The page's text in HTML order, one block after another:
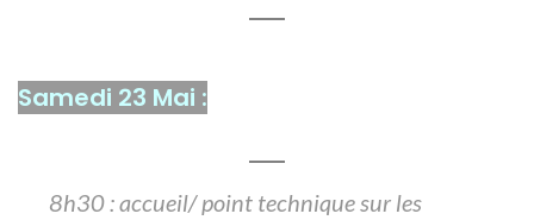
Samedi 23 Mai :
8h30 : accueil/ point technique sur les